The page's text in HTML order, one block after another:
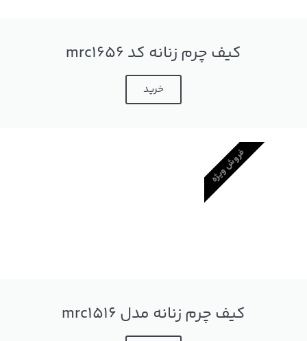
کیف چرم زنانه کد mrc1656
خرید
کیف چرم زنانه مدل mrc1516
فروش ویژه